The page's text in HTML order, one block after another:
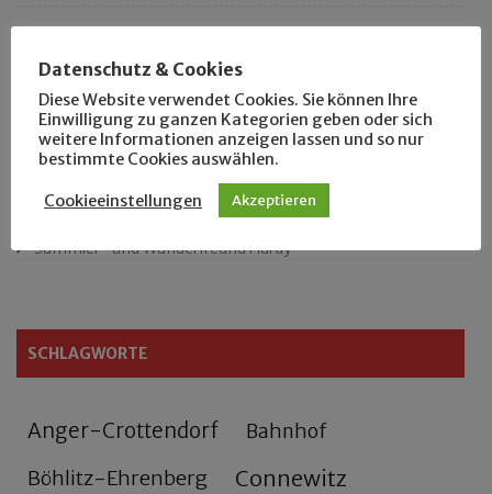
Rennfahrer in Schönefeld und Zschocher
Zu Fuß durch Anger-Crottendorf
Sammler- und Wanderfreund Hardy
SCHLAGWORTE
Anger-Crottendorf Bahnhof
Böhlitz-Ehrenberg Connewitz
Datenschutz & Cookies
Diese Website verwendet Cookies. Sie können Ihre
Einwilligung zu ganzen Kategorien geben oder sich
weitere Informationen anzeigen lassen und so nur
bestimmte Cookies auswählen.
Cookieeinstellungen Akzeptieren